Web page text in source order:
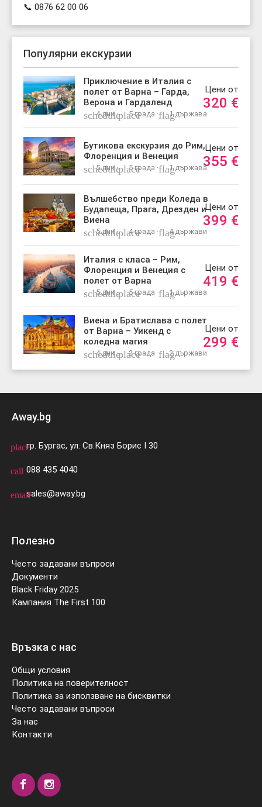
📞 0876 62 00 06
Популярни екскурзии
Приключение в Италия с
полет от Варна – Гарда,
Верона и Гардаленд
schedule
4 дни ·place5 града ·flag1 държава
Цени от
320 €
Бутикова екскурзия до Рим,
Флоренция и Венеция
schedule
5 дни ·place5 града ·flag1 държава
Цени от
355 €
Вълшебство преди Коледа в
Будапеща, Прага, Дрезден и
Виена
schedule
5 дни ·place4 града ·flag4 държави
Цени от
399 €
Италия с класа – Рим,
Флоренция и Венеция с
полет от Варна
schedule
5 дни ·place5 града ·flag1 държава
Цени от
419 €
Виена и Братислава с полет
от Варна – Уикенд с
коледна магия
schedule
4 дни ·place2 града ·flag2 държави
Цени от
299 €
Away.bg
placeгр. Бургас, ул. Св.Княз Борис I 30
call 088 435 4040
emailsales@away.bg
Полезно
Често задавани въпроси
Документи
Black Friday 2025
Кампания The First 100
Връзка с нас
Общи условия
Политика на поверителност
Политика за използване на бисквитки
Често задавани въпроси
За нас
Контакти